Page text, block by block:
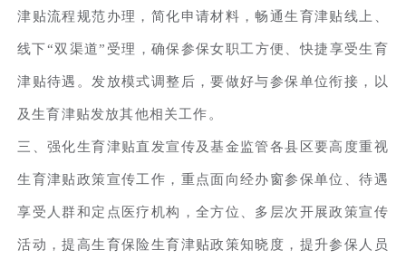
津贴流程规范办理，简化申请材料，畅通生育津贴线上、
线下“双渠道”受理，确保参保女职工方便、快捷享受生育
津贴待遇。发放模式调整后，要做好与参保单位衔接，以
及生育津贴发放其他相关工作。
三、强化生育津贴直发宣传及基金监管各县区要高度重视
生育津贴政策宣传工作，重点面向经办窗参保单位、待遇
享受人群和定点医疗机构，全方位、多层次开展政策宣传
活动，提高生育保险生育津贴政策知晓度，提升参保人员